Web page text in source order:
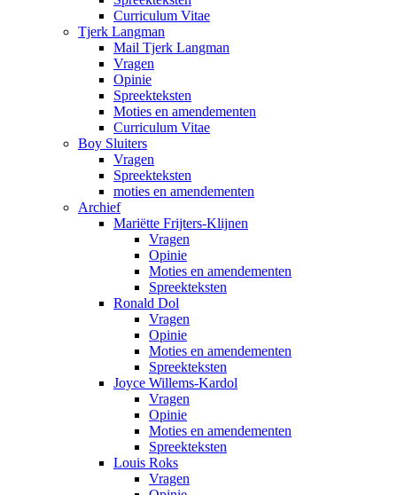
Curriculum Vitae
Tjerk Langman
Mail Tjerk Langman
Vragen
Opinie
Spreekteksten
Moties en amendementen
Curriculum Vitae
Boy Sluiters
Vragen
Spreekteksten
moties en amendementen
Archief
Mariëtte Frijters-Klijnen
Vragen
Opinie
Moties en amendementen
Spreekteksten
Ronald Dol
Vragen
Opinie
Moties en amendementen
Spreekteksten
Joyce Willems-Kardol
Vragen
Opinie
Moties en amendementen
Spreekteksten
Louis Roks
Vragen